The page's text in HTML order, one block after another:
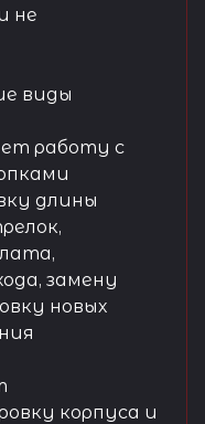
не
виды
работу с
длины
замену
новых
корпуса и